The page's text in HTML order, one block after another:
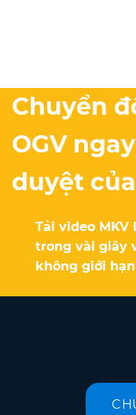
Chuyển
OGV
duyệt
Tải video MKV
trong vài giây
không giới